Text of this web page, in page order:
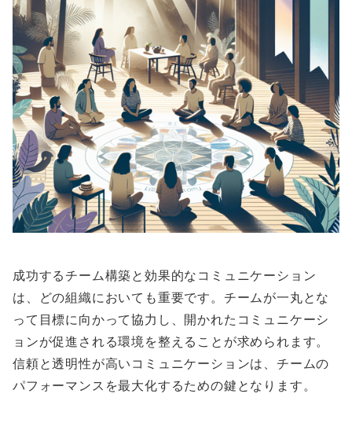
成功するチーム構築と効果的なコミュニケーション
は、どの組織においても重要です。チームが一丸とな
って目標に向かって協力し、開かれたコミュニケーシ
ョンが促進される環境を整えることが求められます。
信頼と透明性が高いコミュニケーションは、チームの
パフォーマンスを最大化するための鍵となります。